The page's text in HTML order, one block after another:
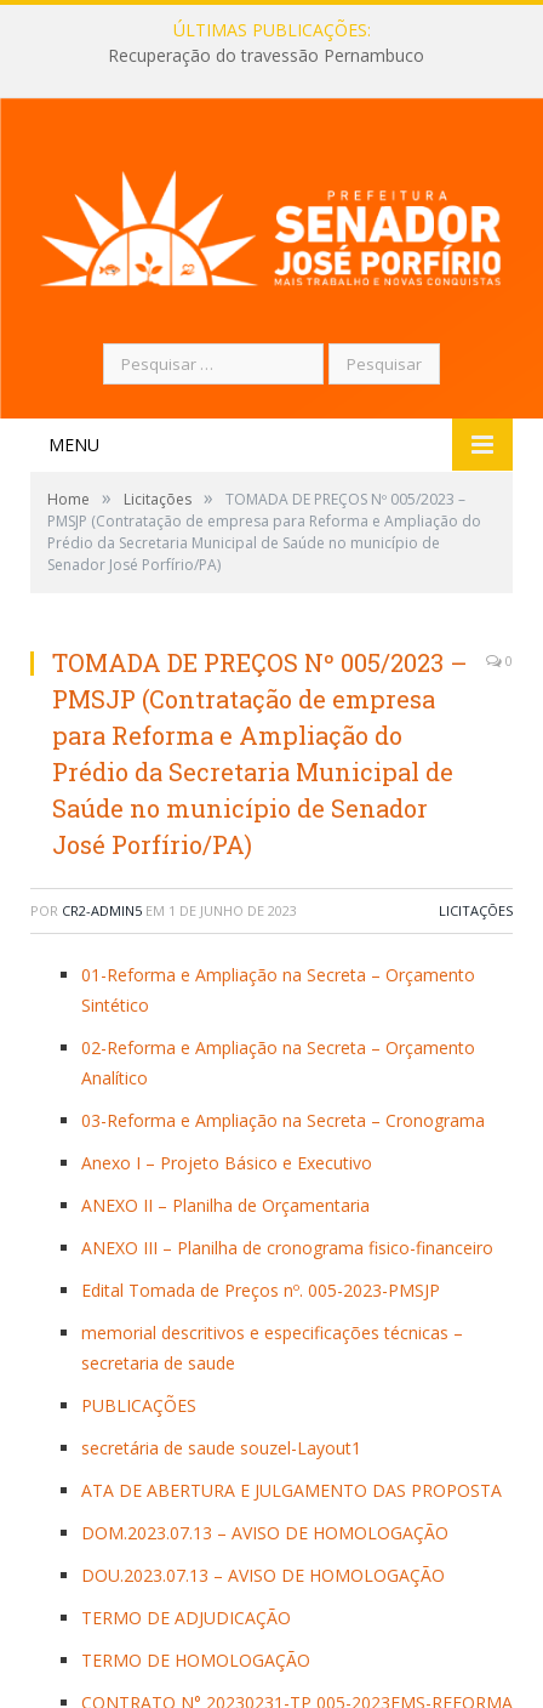
ÚLTIMAS PUBLICAÇÕES:
Recuperação do travessão Pernambuco
Pesquisar
por:
MENU
Home » Licitações »
TOMADA DE PREÇOS Nº 005/2023 –
PMSJP (Contratação de empresa para Reforma e Ampliação do
Prédio da Secretaria Municipal de Saúde no município de
Senador José Porfírio/PA)
TOMADA DE PREÇOS Nº 005/2023 –
PMSJP (Contratação de empresa
para Reforma e Ampliação do
Prédio da Secretaria Municipal de
Saúde no município de Senador
José Porfírio/PA)
0
POR CR2-ADMIN5 EM 1 DE JUNHO DE 2023 LICITAÇÕES
01-Reforma e Ampliação na Secreta – Orçamento
Sintético
02-Reforma e Ampliação na Secreta – Orçamento
Analítico
03-Reforma e Ampliação na Secreta – Cronograma
Anexo I – Projeto Básico e Executivo
ANEXO II – Planilha de Orçamentaria
ANEXO III – Planilha de cronograma fisico-financeiro
Edital Tomada de Preços nº. 005-2023-PMSJP
memorial descritivos e especificações técnicas –
secretaria de saude
PUBLICAÇÕES
secretária de saude souzel-Layout1
ATA DE ABERTURA E JULGAMENTO DAS PROPOSTA
DOM.2023.07.13 – AVISO DE HOMOLOGAÇÃO
DOU.2023.07.13 – AVISO DE HOMOLOGAÇÃO
TERMO DE ADJUDICAÇÃO
TERMO DE HOMOLOGAÇÃO
CONTRATO N° 20230231-TP 005-2023FMS-REFORMA